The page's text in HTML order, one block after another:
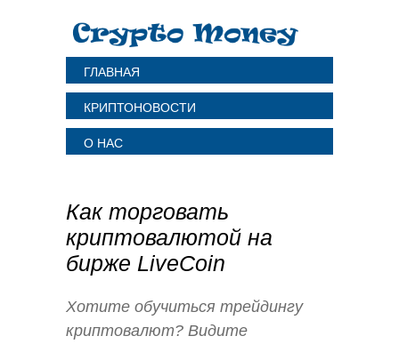
ГЛАВНАЯ
КРИПТОНОВОСТИ
О НАС
Как торговать
криптовалютой на
бирже LiveCoin
Хотите обучиться трейдингу
криптовалют? Видите